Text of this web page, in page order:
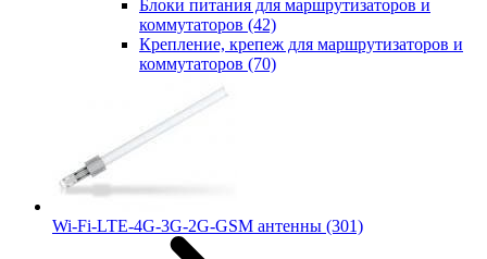
Блоки питания для маршрутизаторов и
коммутаторов (42)
Крепление, крепеж для маршрутизаторов и
коммутаторов (70)
Wi-Fi-LTE-4G-3G-2G-GSM антенны (301)